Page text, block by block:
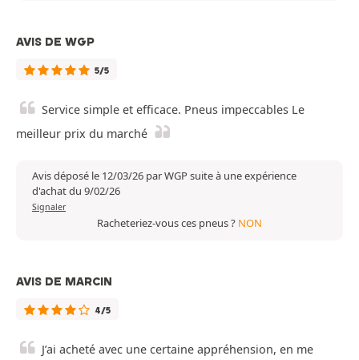
AVIS DE WGP
5/5
Service simple et efficace. Pneus impeccables Le
meilleur prix du marché
Avis déposé le 12/03/26 par WGP suite à une expérience
d'achat du 9/02/26
Signaler
Racheteriez-vous ces pneus ? NON
AVIS DE MARCIN
4/5
J’ai acheté avec une certaine appréhension, en me